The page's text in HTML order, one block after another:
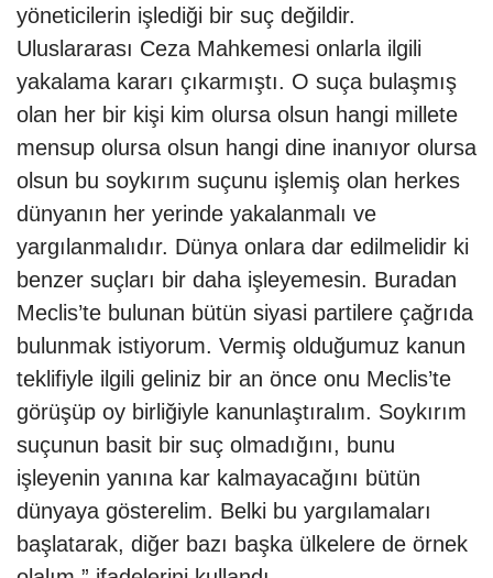
yöneticilerin işlediği bir suç değildir.
Uluslararası Ceza Mahkemesi onlarla ilgili
yakalama kararı çıkarmıştı. O suça bulaşmış
olan her bir kişi kim olursa olsun hangi millete
mensup olursa olsun hangi dine inanıyor olursa
olsun bu soykırım suçunu işlemiş olan herkes
dünyanın her yerinde yakalanmalı ve
yargılanmalıdır. Dünya onlara dar edilmelidir ki
benzer suçları bir daha işleyemesin. Buradan
Meclis’te bulunan bütün siyasi partilere çağrıda
bulunmak istiyorum. Vermiş olduğumuz kanun
teklifiyle ilgili geliniz bir an önce onu Meclis’te
görüşüp oy birliğiyle kanunlaştıralım. Soykırım
suçunun basit bir suç olmadığını, bunu
işleyenin yanına kar kalmayacağını bütün
dünyaya gösterelim. Belki bu yargılamaları
başlatarak, diğer bazı başka ülkelere de örnek